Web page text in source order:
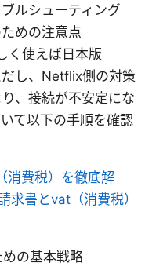
ルシューティング
めの注意点
く使えば日本版
し、Netflix側の対策
、接続が不安定にな
て以下の手順を確認
消費税）を徹底解
書とvat（消費税）
の基本戦略